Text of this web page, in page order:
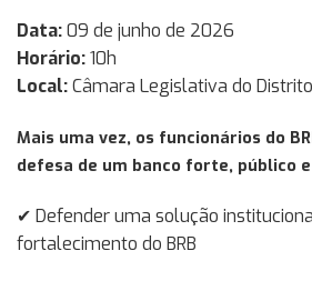
Data:09 de junho de 2026
Horário:10h
Local:Câmara Legislativa do
Mais uma vez, os funcionários do
defesa de um banco forte, público
✔ Defender uma solução
fortalecimento do BRB